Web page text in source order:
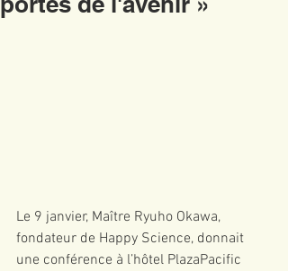
Le 9 janvier, Maître Ryuho Okawa,
fondateur de Happy Science, donnait
une conférence à l’hôtel PlazaPacific